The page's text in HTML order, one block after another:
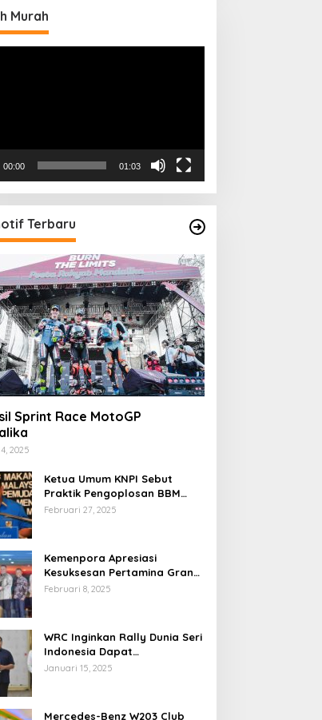
Murah
00:00 01:03
Terbaru
Sprint Race MotoGP
2025
Ketua Umum KNPI Sebut
Praktik Pengoplosan BBM
Cederai Kepercayaan
Februari 27, 2025
Kemenpora Apresiasi
Kesuksesan Pertamina Grand
Prix of Indonesia 2024
Februari 8, 2025
WRC Inginkan Rally Dunia Seri
Indonesia Dapat
Terselenggara 2026
Januari 15, 2025
Mercedes-Benz W203 Club